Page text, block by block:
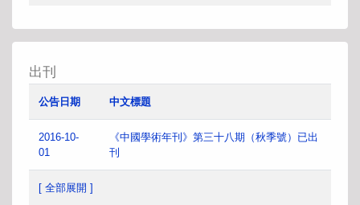
出刊
公告日期 中文標題
2016-10-
01
《中國學術年刊》第三十八期（秋季號）已出
刊
[ 全部展開 ]